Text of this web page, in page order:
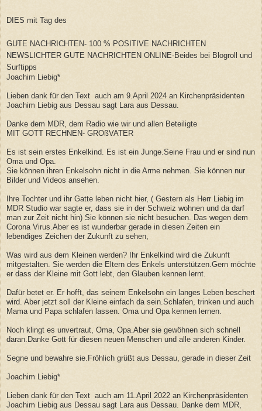
MIT GOTT RECHNEN- GROßVATER
Es ist sein erstes Enkelkind. Es ist ein Junge.Seine Frau und er sind nun
Oma und Opa.
Sie können ihren Enkelsohn nicht in die Arme nehmen. Sie können nur
Bilder und Videos ansehen.
Ihre Tochter und ihr Gatte leben nicht hier, ( Gestern als Herr Liebig im
MDR Studio war sagte er, dass sie in der Schweiz wohnen und da darf
man zur Zeit nicht hin) Sie können sie nicht besuchen. Das wegen dem
Corona Virus.Aber es ist wunderbar gerade in diesen Zeiten ein
lebendiges Zeichen der Zukunft zu sehen,
Was wird aus dem Kleinen werden? Ihr Enkelkind wird die Zukunft
mitgestalten. Sie werden die Eltern des Enkels unterstützen.Gern möchte
er dass der Kleine mit Gott lebt, den Glauben kennen lernt.
Dafür betet er. Er hofft, das seinem Enkelsohn ein langes Leben beschert
wird. Aber jetzt soll der Kleine einfach da sein.Schlafen, trinken und auch
Mama und Papa schlafen lassen. Oma und Opa kennen lernen.
Noch klingt es unvertraut, Oma, Opa.Aber sie gewöhnen sich schnell
daran.Danke Gott für diesen neuen Menschen und alle anderen Kinder.
Segne und bewahre sie.Fröhlich grüßt aus Dessau, gerade in dieser Zeit
Joachim Liebig*
Lieben dank für den Text auch am 11.April 2022 an Kirchenpräsidenten
Joachim Liebig aus Dessau sagt Lara aus Dessau. Danke dem MDR,
Joachim Liebig*
Lieben dank für den Text auch am 9.April 2024 an Kirchenpräsidenten
Joachim Liebig aus Dessau sagt Lara aus Dessau.
Danke dem MDR, dem Radio wie wir und allen Beteiligte
DIES mit Tag des
GUTE NACHRICHTEN- 100 % POSITIVE NACHRICHTEN
NEWSLICHTER GUTE NACHRICHTEN ONLINE-Beides bei Blogroll und
Surftipps